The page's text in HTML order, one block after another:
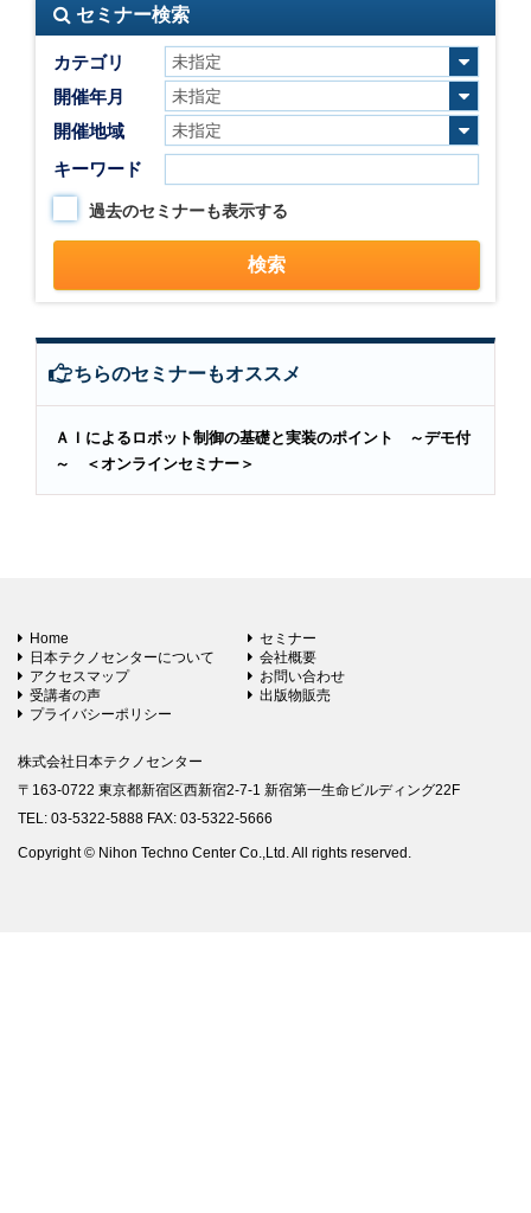
セミナー検索
カテゴリ
開催年月
開催地域
キーワード
過去のセミナーも表示する
こちらのセミナーもオススメ
ＡＩによるロボット制御の基礎と実装のポイント ～デモ付
～ ＜オンラインセミナー＞
Home
セミナー
日本テクノセンターについて
会社概要
アクセスマップ
お問い合わせ
受講者の声
出版物販売
プライバシーポリシー
株式会社日本テクノセンター
〒163-0722 東京都新宿区西新宿2-7-1 新宿第一生命ビルディング22F
TEL: 03-5322-5888 FAX: 03-5322-5666
Copyright © Nihon Techno Center Co.,Ltd. All rights reserved.